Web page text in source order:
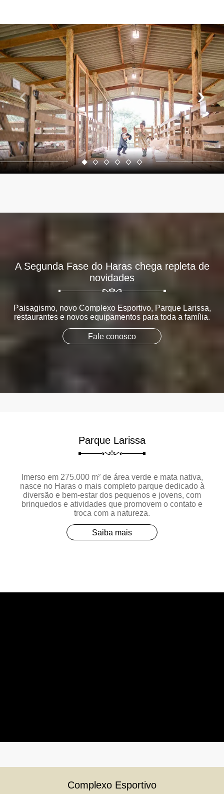
‹ ›
A Segunda Fase do Haras chega repleta de
novidades
Paisagismo, novo Complexo Esportivo, Parque Larissa,
restaurantes e novos equipamentos para toda a família.
Fale conosco
Parque Larissa
Imerso em 275.000 m² de área verde e mata nativa,
nasce no Haras o mais completo parque dedicado à
diversão e bem-estar dos pequenos e jovens, com
brinquedos e atividades que promovem o contato e
troca com a natureza.
Saiba mais
Complexo Esportivo